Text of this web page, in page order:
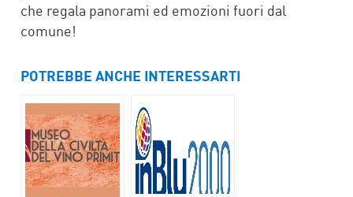
che regala panorami ed emozioni fuori dal
comune!
POTREBBE ANCHE INTERESSARTI